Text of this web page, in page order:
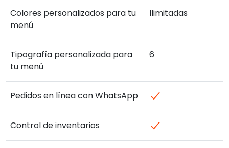
Colores personalizados para tu
menú
Ilimitadas
Tipografía personalizada para
tu menú
6
Pedidos en línea con WhatsApp
Control de inventarios